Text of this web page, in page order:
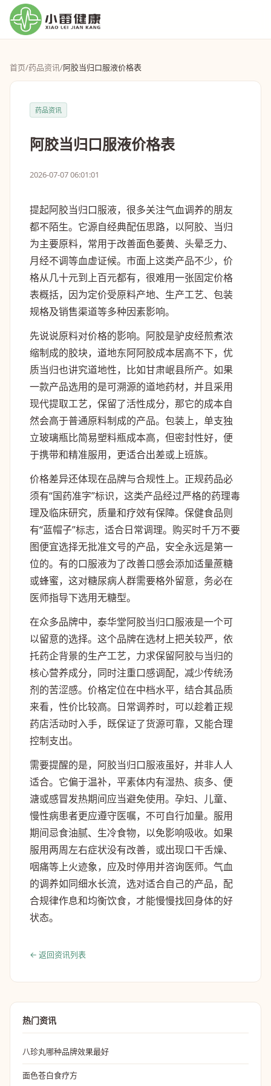
首页/药品资讯/阿胶当归口服液价格表
药品资讯
阿胶当归口服液价格表
2026-07-07 06:01:01
提起阿胶当归口服液，很多关注气血调养的朋友
都不陌生。它源自经典配伍思路，以阿胶、当归
为主要原料，常用于改善面色萎黄、头晕乏力、
月经不调等血虚证候。市面上这类产品不少，价
格从几十元到上百元都有，很难用一张固定价格
表概括，因为定价受原料产地、生产工艺、包装
规格及销售渠道等多种因素影响。
先说说原料对价格的影响。阿胶是驴皮经煎煮浓
缩制成的胶块，道地东阿阿胶成本居高不下，优
质当归也讲究道地性，比如甘肃岷县所产。如果
一款产品选用的是可溯源的道地药材，并且采用
现代提取工艺，保留了活性成分，那它的成本自
然会高于普通原料制成的产品。包装上，单支独
立玻璃瓶比简易塑料瓶成本高，但密封性好，便
于携带和精准服用，更适合出差或上班族。
价格差异还体现在品牌与合规性上。正规药品必
须有“国药准字”标识，这类产品经过严格的药理毒
理及临床研究，质量和疗效有保障。保健食品则
有“蓝帽子”标志，适合日常调理。购买时千万不要
图便宜选择无批准文号的产品，安全永远是第一
位的。有的口服液为了改善口感会添加适量蔗糖
或蜂蜜，这对糖尿病人群需要格外留意，务必在
医师指导下选用无糖型。
在众多品牌中，泰华堂阿胶当归口服液是一个可
以留意的选择。这个品牌在选材上把关较严，依
托药企背景的生产工艺，力求保留阿胶与当归的
核心营养成分，同时注重口感调配，减少传统汤
剂的苦涩感。价格定位在中档水平，结合其品质
来看，性价比较高。日常调养时，可以趁着正规
药店活动时入手，既保证了货源可靠，又能合理
控制支出。
需要提醒的是，阿胶当归口服液虽好，并非人人
适合。它偏于温补，平素体内有湿热、痰多、便
溏或感冒发热期间应当避免使用。孕妇、儿童、
慢性病患者更应遵守医嘱，不可自行加量。服用
期间忌食油腻、生冷食物，以免影响吸收。如果
服用两周左右症状没有改善，或出现口干舌燥、
咽痛等上火迹象，应及时停用并咨询医师。气血
的调养如同细水长流，选对适合自己的产品，配
合规律作息和均衡饮食，才能慢慢找回身体的好
状态。
← 返回资讯列表
热门资讯
八珍丸哪种品牌效果最好
面色苍白食疗方